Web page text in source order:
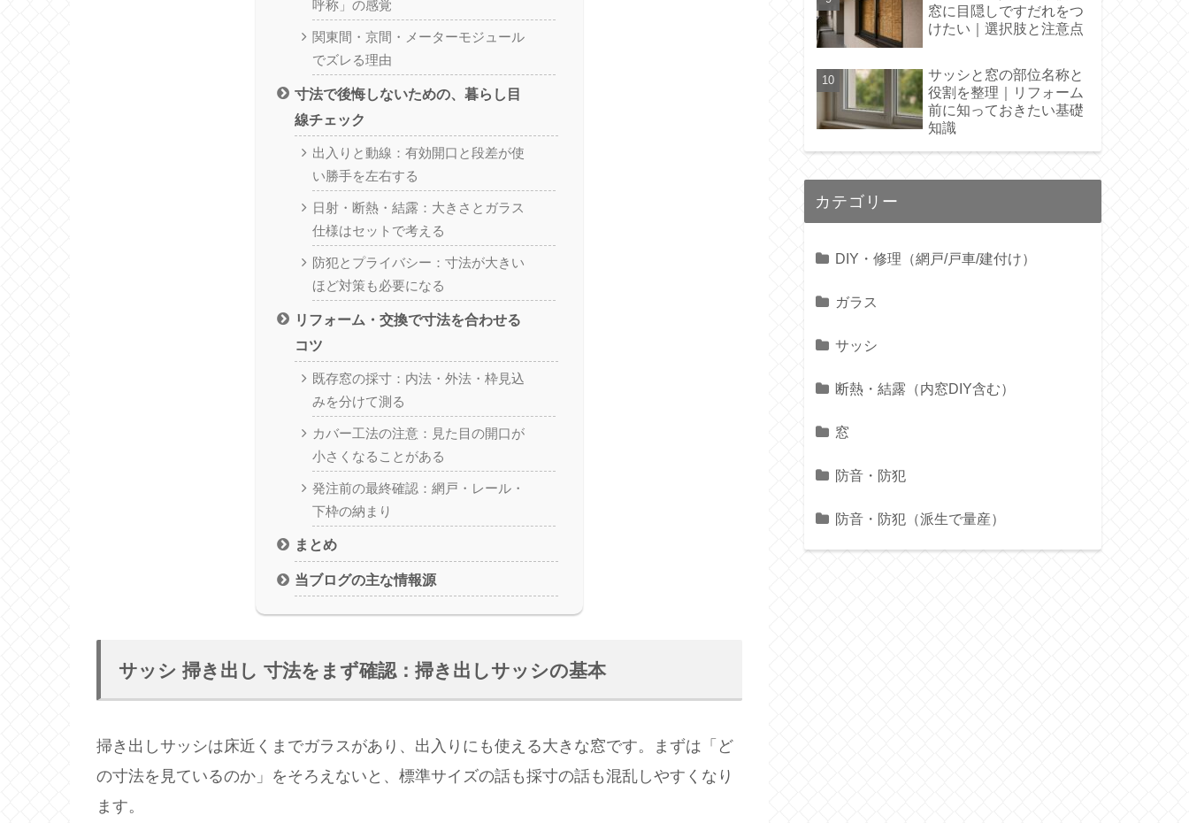
呼称」の感覚
関東間・京間・メーターモジュール
でズレる理由
寸法で後悔しないための、暮らし目
線チェック
出入りと動線：有効開口と段差が使
い勝手を左右する
日射・断熱・結露：大きさとガラス
仕様はセットで考える
防犯とプライバシー：寸法が大きい
ほど対策も必要になる
リフォーム・交換で寸法を合わせる
コツ
既存窓の採寸：内法・外法・枠見込
みを分けて測る
カバー工法の注意：見た目の開口が
小さくなることがある
発注前の最終確認：網戸・レール・
下枠の納まり
まとめ
当ブログの主な情報源
サッシ 掃き出し 寸法をまず確認：掃き出しサッシの基本
掃き出しサッシは床近くまでガラスがあり、出入りにも使える大きな窓です。まずは「ど
の寸法を見ているのか」をそろえないと、標準サイズの話も採寸の話も混乱しやすくなり
ます。
窓に目隠しですだれをつ
けたい｜選択肢と注意点
サッシと窓の部位名称と
役割を整理｜リフォーム
前に知っておきたい基礎
知識
カテゴリー
DIY・修理（網戸/戸車/建付け）
ガラス
サッシ
断熱・結露（内窓DIY含む）
窓
防音・防犯
防音・防犯（派生で量産）